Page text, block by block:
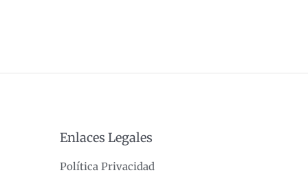
Enlaces Legales
Política Privacidad